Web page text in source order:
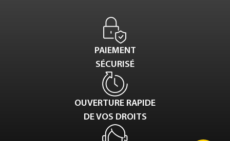
PAIEMENT
SÉCURISÉ
OUVERTURE RAPIDE
DE VOS DROITS